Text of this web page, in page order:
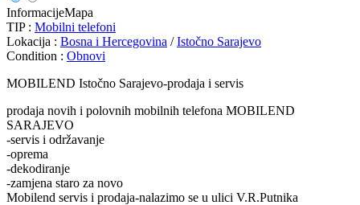
InformacijeMapa
TIP : Mobilni telefoni
Lokacija : Bosna i Hercegovina /Istočno Sarajevo
Condition : Obnovi
MOBILEND Istočno Sarajevo-prodaja i servis
prodaja novih i polovnih mobilnih telefona MOBILEND
SARAJEVO
-servis i održavanje
-oprema
-dekodiranje
-zamjena staro za novo
Mobilend servis i prodaja-nalazimo se u ulici V.R.Putnika